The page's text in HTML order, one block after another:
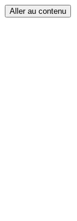
Aller au contenu